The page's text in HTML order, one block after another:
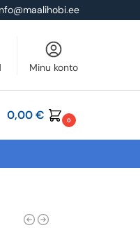
Minu konto
0,00€ 0